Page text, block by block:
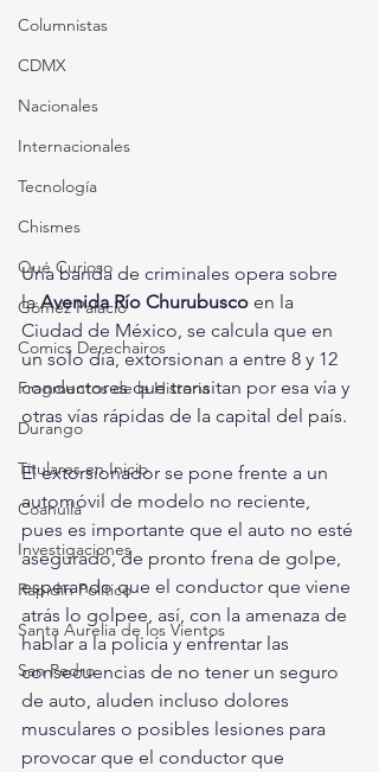
Columnistas
CDMX
Nacionales
Internacionales
Tecnología
Chismes
Qué Curioso
Gómez Palacio
Comics Derechairos
Fragmentos de la Historia
Durango
Titulares en Inicio
Coahuila
Investigaciones
Rapidín Político
Santa Aurelia de los Vientos
San Pedro
Una banda de criminales opera sobre
la Avenida Río Churubusco en la
Ciudad de México, se calcula que en
un solo día, extorsionan a entre 8 y 12
conductores que transitan por esa vía y
otras vías rápidas de la capital del país.
El extorsionador se pone frente a un
automóvil de modelo no reciente,
pues es importante que el auto no esté
asegurado, de pronto frena de golpe,
esperando que el conductor que viene
atrás lo golpee, así, con la amenaza de
hablar a la policía y enfrentar las
consecuencias de no tener un seguro
de auto, aluden incluso dolores
musculares o posibles lesiones para
provocar que el conductor que